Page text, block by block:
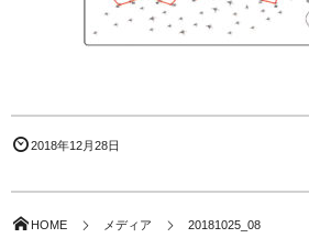
2018年12月28日
HOME メディア 20181025_08